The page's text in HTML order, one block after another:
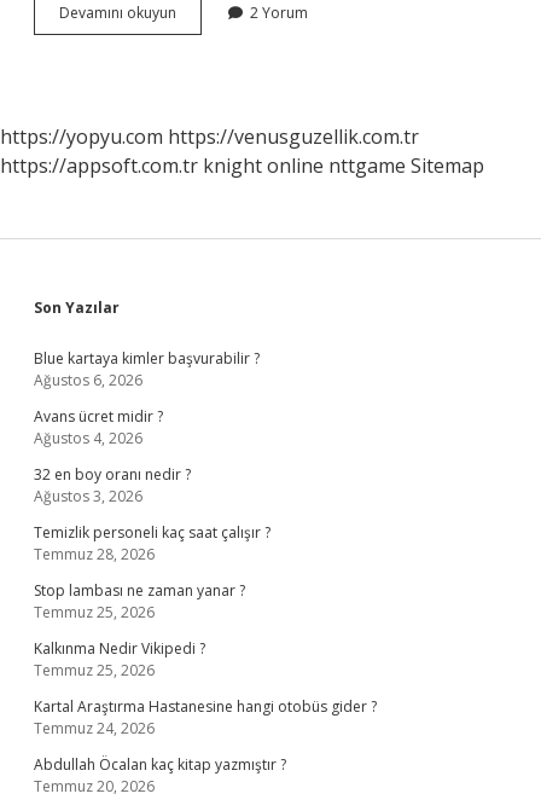
Devamını okuyun Bütüncül
Yaklaşım
2 Yorum
https://yopyu.com https://venusguzellik.com.tr
https://appsoft.com.tr knight online nttgame Sitemap
Sidebar
Son Yazılar
Blue kartaya kimler başvurabilir ?
Ağustos 6, 2026
Avans ücret midir ?
Ağustos 4, 2026
32 en boy oranı nedir ?
Ağustos 3, 2026
Temizlik personeli kaç saat çalışır ?
Temmuz 28, 2026
Stop lambası ne zaman yanar ?
Temmuz 25, 2026
Kalkınma Nedir Vikipedi ?
Temmuz 25, 2026
Kartal Araştırma Hastanesine hangi otobüs gider ?
Temmuz 24, 2026
Abdullah Öcalan kaç kitap yazmıştır ?
Temmuz 20, 2026